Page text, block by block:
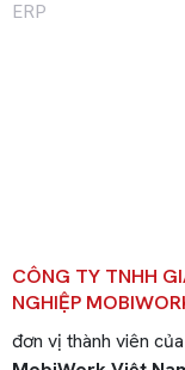
ERP
CÔNG TY TNHH
NGHIỆP
đơn vị thành viên của